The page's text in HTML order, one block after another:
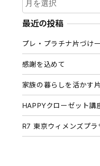
ー
カ
ブ
最近の投稿
プレ・プラチナ片づけ
感謝を込めて
家族の暮らしを活かす
HAPPYクローゼット講
R7 東京ウィメンズプ